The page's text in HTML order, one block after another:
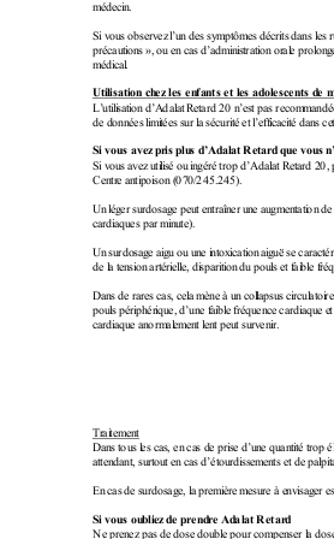
médecin.
Si vousobservez l’un des symptômes décrits dans les r
précautions », ou en cas d’administration orale prolong
médical.
Utilisation chez les enfants et les adolescents de
L’utilisation d’Adalat Retard 20 n’est pas recommandé
de données limitées sur la sécurité etl’efficacité dans ce
Si vous avez pris plus d’Adalat Retard que vous n
Si vousavezutilisé ou ingéré tropd’Adalat Retard 20,
Centre antipoison (070/245.245).
Un léger surdosage peutentraîner une augmentation de
cardiaquesparminute).
Un surdosage aigu ou une intoxication aiguë se caractér
de la tension artérielle disparition du pouls et faible fréq
Dans de rares cas, cela mène à un collapsus circulatoire
pouls périphérique , d’une faible fréquence cardiaque e
cardiaque anormalement lentpeutsurvenir.
Traitement
Dans tousles cas, en cas de prise d’une quantité trop é
attendant, surtout en cas d’étourdissementsetdepalpit
En cas de surdosage , lapremière mesure à envisagere
Si vous oubliez de prendre Adalat Retard
Ne prenez pas de dose double pour compenserla dos